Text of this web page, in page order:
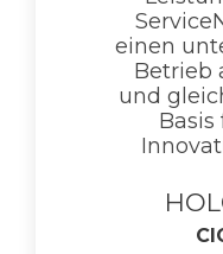
einen
Betrieb
und